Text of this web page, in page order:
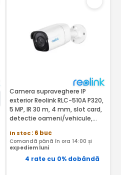
Camera supraveghere IP
exterior Reolink RLC-510A P320,
5 MP, IR 30 m, 4 mm, slot card,
detectie oameni/vehicule,
In stoc: 6 buc
Comandă până în ora 14:00 și
expediem luni
4 rate cu 0% dobândă